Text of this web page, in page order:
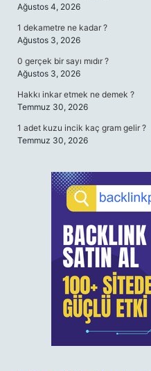
Ağustos 4, 2026
1 dekametre ne kadar ?
Ağustos 3, 2026
0 gerçek bir sayı mıdır ?
Ağustos 3, 2026
Hakkı inkar etmek ne demek ?
Temmuz 30, 2026
1 adet kuzu incik kaç gram gelir ?
Temmuz 30, 2026